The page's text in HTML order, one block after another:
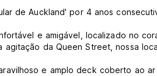
de Auckland' por 4 anos
e amigável, localizado no
da Queen Street, nossa
e amplo deck coberto ao